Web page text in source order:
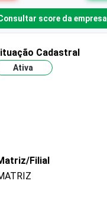
score da empresa
Cadastral
Ativa
Filial